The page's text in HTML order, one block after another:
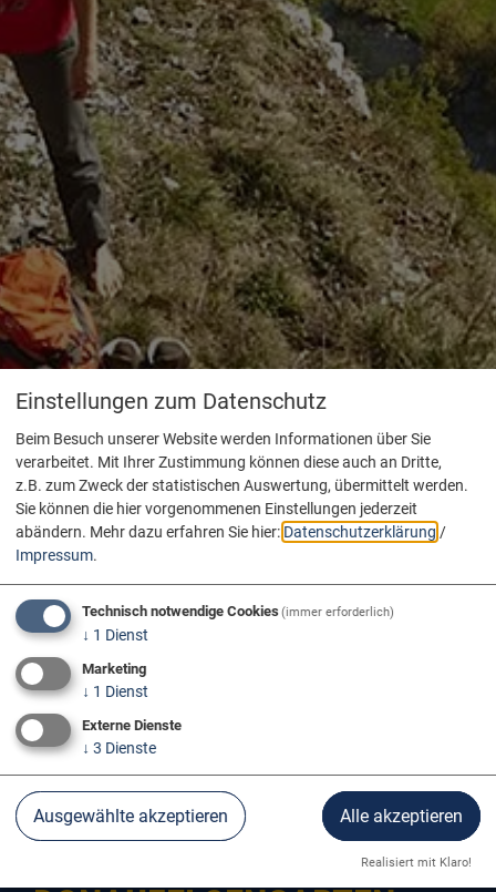
Wandern
Donau Aktiv
Einstellungen zum Datenschutz
Beim Besuch unserer Website werden Informationen über Sie
verarbeitet. Mit Ihrer Zustimmung können diese auch an Dritte,
z.B. zum Zweck der statistischen Auswertung, übermittelt werden.
Sie können die hier vorgenommenen Einstellungen jederzeit
abändern. Mehr dazu erfahren Sie hier: Datenschutzerklärung /
Impressum.
Technisch notwendige Cookies(immer erforderlich)
↓ 1 Dienst
Marketing
↓ 1 Dienst
Externe Dienste
↓ 3 Dienste
Ausgewählte akzeptieren Alle akzeptieren
Realisiert mit Klaro!